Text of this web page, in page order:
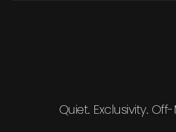
Quiet. Exclusivity.